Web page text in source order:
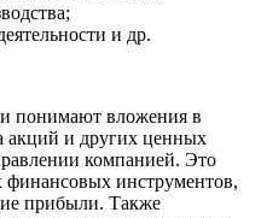
и др.
понимают вложения в
акций и других ценных
компанией. Это
инструментов,
прибыли. Также